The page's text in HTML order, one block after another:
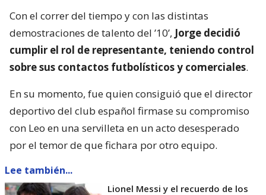
Con el correr del tiempo y con las distintas
demostraciones de talento del ’10’, Jorge decidió
cumplir el rol de representante, teniendo control
sobre sus contactos futbolísticos y comerciales.
En su momento, fue quien consiguió que el director
deportivo del club español firmase su compromiso
con Leo en una servilleta en un acto desesperado
por el temor de que fichara por otro equipo.
Lee también...
Lionel Messi y el recuerdo de los